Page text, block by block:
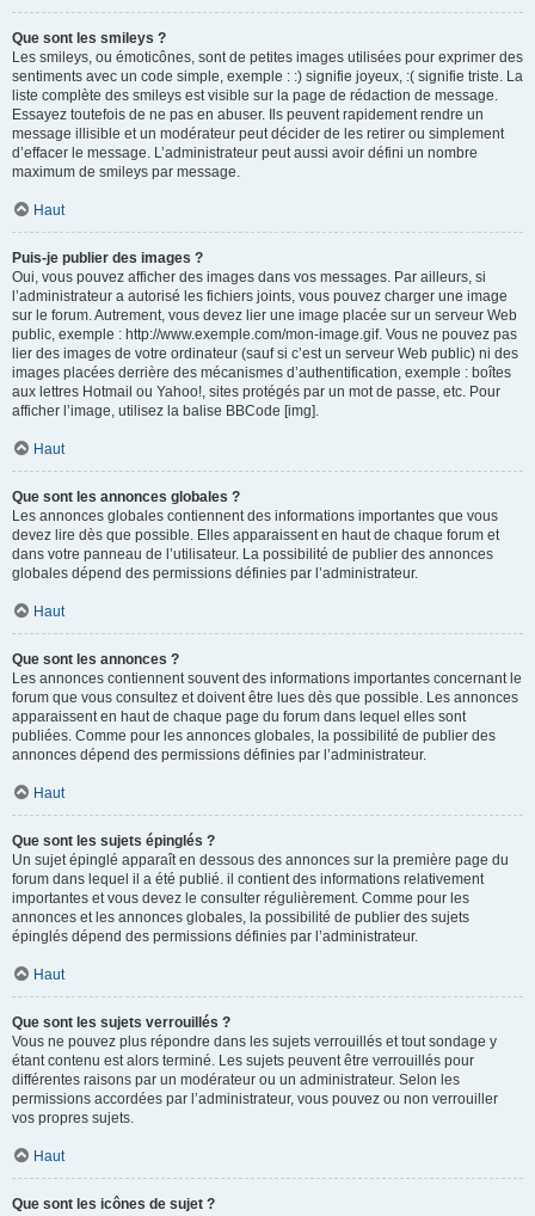
Que sont les smileys ?
Les smileys, ou émoticônes, sont de petites images utilisées pour exprimer des
sentiments avec un code simple, exemple : :) signifie joyeux, :( signifie triste. La
liste complète des smileys est visible sur la page de rédaction de message.
Essayez toutefois de ne pas en abuser. Ils peuvent rapidement rendre un
message illisible et un modérateur peut décider de les retirer ou simplement
d’effacer le message. L’administrateur peut aussi avoir défini un nombre
maximum de smileys par message.
Haut
Puis-je publier des images ?
Oui, vous pouvez afficher des images dans vos messages. Par ailleurs, si
l’administrateur a autorisé les fichiers joints, vous pouvez charger une image
sur le forum. Autrement, vous devez lier une image placée sur un serveur Web
public, exemple : http://www.exemple.com/mon-image.gif. Vous ne pouvez pas
lier des images de votre ordinateur (sauf si c’est un serveur Web public) ni des
images placées derrière des mécanismes d’authentification, exemple : boîtes
aux lettres Hotmail ou Yahoo!, sites protégés par un mot de passe, etc. Pour
afficher l’image, utilisez la balise BBCode [img].
Haut
Que sont les annonces globales ?
Les annonces globales contiennent des informations importantes que vous
devez lire dès que possible. Elles apparaissent en haut de chaque forum et
dans votre panneau de l’utilisateur. La possibilité de publier des annonces
globales dépend des permissions définies par l’administrateur.
Haut
Que sont les annonces ?
Les annonces contiennent souvent des informations importantes concernant le
forum que vous consultez et doivent être lues dès que possible. Les annonces
apparaissent en haut de chaque page du forum dans lequel elles sont
publiées. Comme pour les annonces globales, la possibilité de publier des
annonces dépend des permissions définies par l’administrateur.
Haut
Que sont les sujets épinglés ?
Un sujet épinglé apparaît en dessous des annonces sur la première page du
forum dans lequel il a été publié. il contient des informations relativement
importantes et vous devez le consulter régulièrement. Comme pour les
annonces et les annonces globales, la possibilité de publier des sujets
épinglés dépend des permissions définies par l’administrateur.
Haut
Que sont les sujets verrouillés ?
Vous ne pouvez plus répondre dans les sujets verrouillés et tout sondage y
étant contenu est alors terminé. Les sujets peuvent être verrouillés pour
différentes raisons par un modérateur ou un administrateur. Selon les
permissions accordées par l’administrateur, vous pouvez ou non verrouiller
vos propres sujets.
Haut
Que sont les icônes de sujet ?